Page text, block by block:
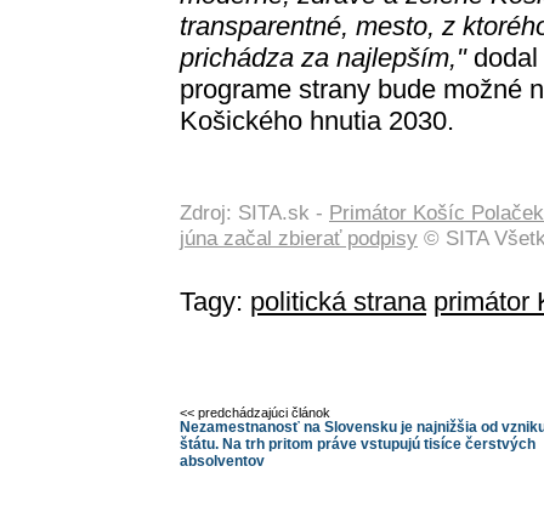
transparentné, mesto, z
prichádza za najlepším,"dodal
programe strany bude možné
Košického hnutia 2030.
Zdroj: SITA.sk - Primátor Košíc
júna začal zbierať podpisy © SITA
Tagy: politická strana primátor
<< predchádzajúci článok
Nezamestnanosť na Slovensku je najnižšia od
štátu. Na trh pritom práve vstupujú tisíce čerstvých
absolventov